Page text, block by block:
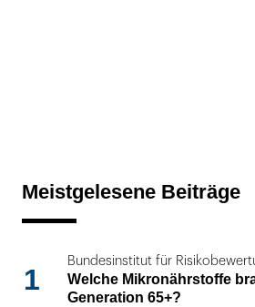
Meistgelesene Beiträge
1
Bundesinstitut für
Welche Mikronährstoffe
Generation 65+?